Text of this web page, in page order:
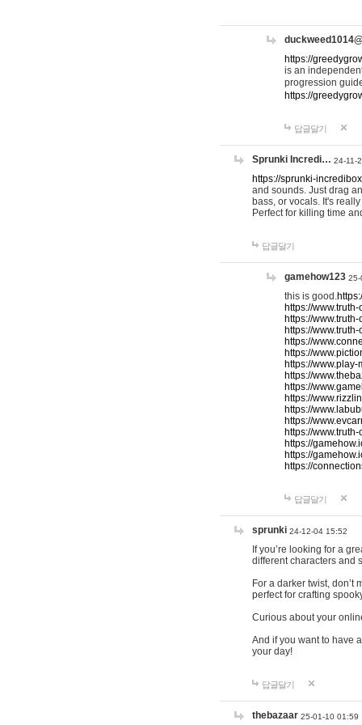
https://
is an
progression
https://
답글달기
Sprunki Incredi… 24-11-
https://sprunki-
and sounds. Just drag
bass, or vocals. It's
Perfect for killing time
답글달기
gamehow123 25-
this is good.
https://
https://
https://
https://
https://
https://
https://
https://
https://
https://
https://
https://
https://
https://
https://
답글달기
sprunki 24-12-04 15:52
If you’re looking for a
different characters and
For a darker twist, don’t
perfect for crafting
Curious about your
And if you want to have
your day!
답글달기
thebazaar 25-01-10 01:59